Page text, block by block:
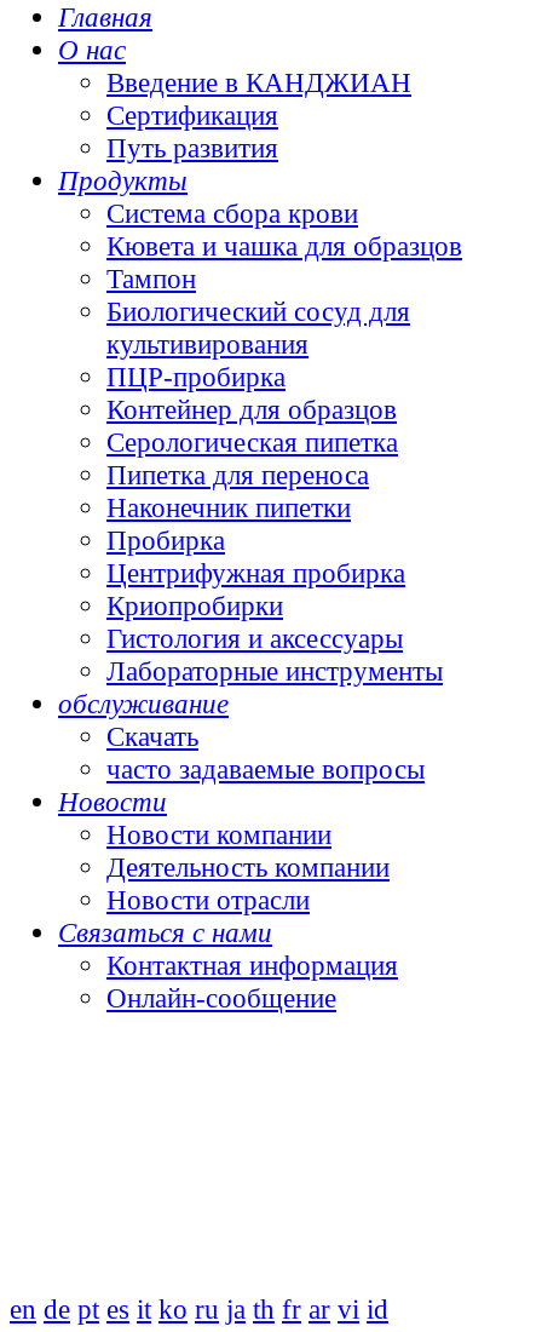
Главная
О нас
Введение в КАНДЖИАН
Сертификация
Путь развития
Продукты
Система сбора крови
Кювета и чашка для образцов
Тампон
Биологический сосуд для
культивирования
ПЦР-пробирка
Контейнер для образцов
Серологическая пипетка
Пипетка для переноса
Наконечник пипетки
Пробирка
Центрифужная пробирка
Криопробирки
Гистология и аксессуары
Лабораторные инструменты
обслуживание
Скачать
часто задаваемые вопросы
Новости
Новости компании
Деятельность компании
Новости отрасли
Связаться с нами
Контактная информация
Онлайн-сообщение
en de pt es it ko ru ja th fr ar vi id